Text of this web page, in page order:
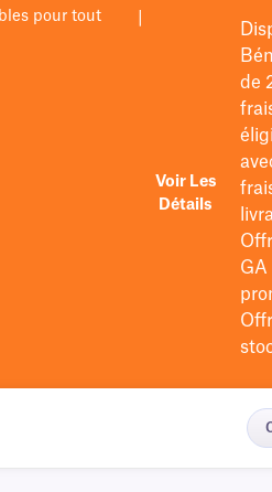
pour tout
Voir Les
Détails
de
GA